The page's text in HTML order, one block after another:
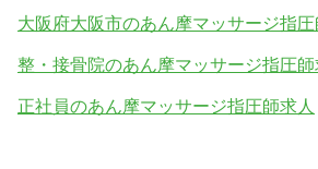
大阪府大阪市のあん摩マッサージ指圧
整・接骨院のあん摩マッサージ指圧師
正社員のあん摩マッサージ指圧師求人